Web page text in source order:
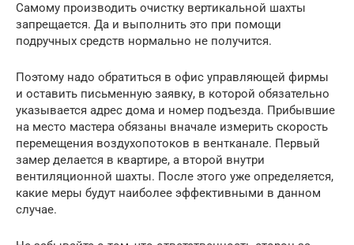
Самому производить очистку вертикальной шахты
запрещается. Да и выполнить это при помощи
подручных средств нормально не получится.
Поэтому надо обратиться в офис управляющей фирмы
и оставить письменную заявку, в которой обязательно
указывается адрес дома и номер подъезда. Прибывшие
на место мастера обязаны вначале измерить скорость
перемещения воздухопотоков в вентканале. Первый
замер делается в квартире, а второй внутри
вентиляционной шахты. После этого уже определяется,
какие меры будут наиболее эффективными в данном
случае.